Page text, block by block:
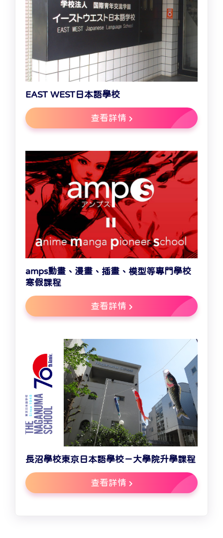
EAST WEST日本語學校
查看詳情
amps動畫、漫畫、插畫、模型等專門學校
寒假課程
查看詳情
長沼學校東京日本語學校－大學院升學課程
查看詳情